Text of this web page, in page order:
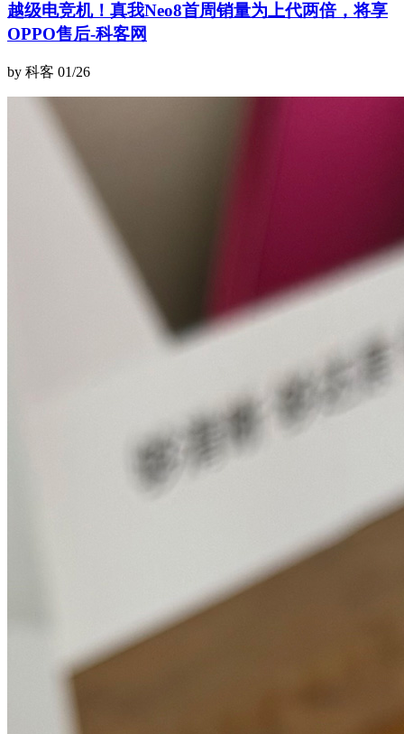
越级电竞机！真我Neo8首周销量为上代两倍，将享
OPPO售后-科客网
by 科客 01/26